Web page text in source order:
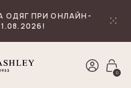
ОДЯГ ПРИ ОНЛАЙН-
0